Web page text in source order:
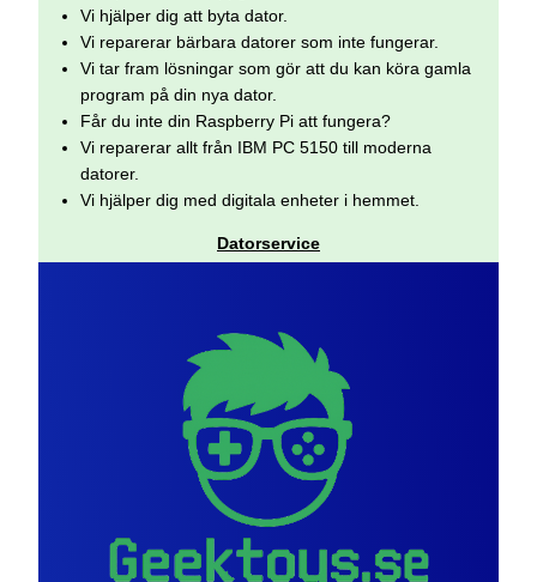
Vi hjälper dig att byta dator.
Vi reparerar bärbara datorer som inte fungerar.
Vi tar fram lösningar som gör att du kan köra gamla
program på din nya dator.
Får du inte din Raspberry Pi att fungera?
Vi reparerar allt från IBM PC 5150 till moderna
datorer.
Vi hjälper dig med digitala enheter i hemmet.
Datorservice